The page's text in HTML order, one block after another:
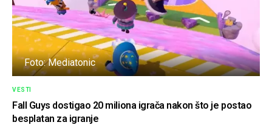
Foto: Mediatonic
VESTI
Fall Guys dostigao 20 miliona igrača nakon što je postao
besplatan za igranje